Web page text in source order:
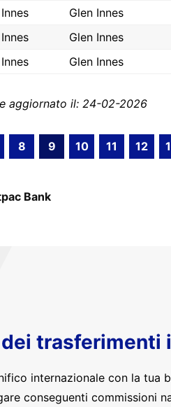
Glen Innes
Glen Innes
Glen Innes
aggiornato il: 24-02-2026
8 9 10 11 12
Bank
trasferimenti
internazionale con la tua
conseguenti commissioni